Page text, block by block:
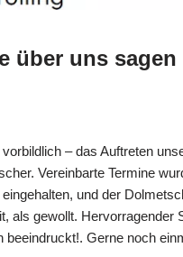
über uns sagen
– das Auftreten
Vereinbarte Termine
und der
als gewollt. Hervorragender
beeindruckt!. Gerne noch